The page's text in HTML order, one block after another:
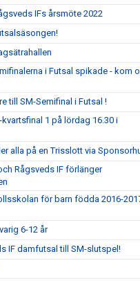
IFs årsmöte 2022
i Futsal spikade - kom
till SM-Semifinal i Futsal !
1 på lördag 16.30 i
alla på en Trisslott via
Rågsveds IF förlänger
för barn födda 2016-
6-12 år
IF damfutsal till SM-slutspel!